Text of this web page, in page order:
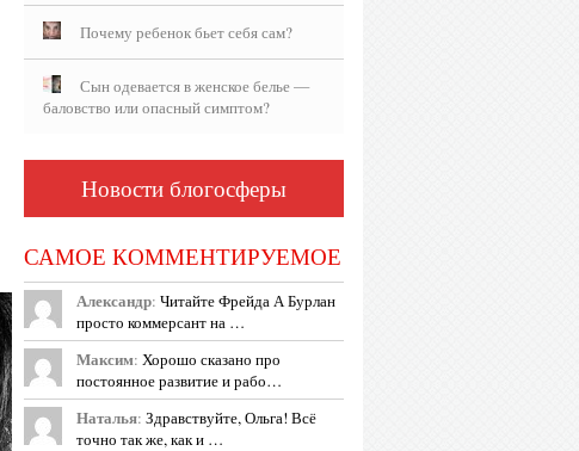
Почему ребенок бьет себя сам?
Сын одевается в женское белье —
баловство или опасный симптом?
Новости блогосферы
САМОЕ КОММЕНТИРУЕМОЕ
Александр: Читайте Фрейда А Бурлан
просто коммерсант на …
Максим: Хорошо сказано про
постоянное развитие и рабо…
Наталья: Здравствуйте, Ольга! Всё
точно так же, как и …